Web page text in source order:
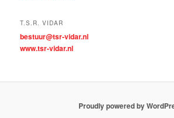
T.S.R. VIDAR
bestuur@tsr-vidar.nl
www.tsr-vidar.nl
Proudly powered by